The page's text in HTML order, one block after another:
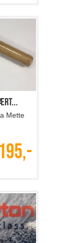
Mette
195,-